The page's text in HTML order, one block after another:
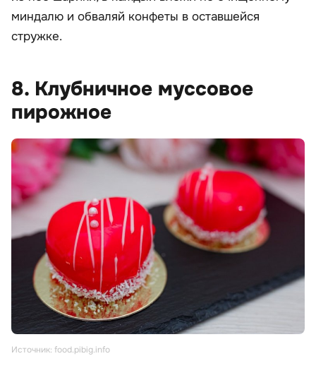
миндалю и обваляй конфеты в оставшейся
стружке.
8. Клубничное муссовое
пирожное
Источник: food.pibig.info